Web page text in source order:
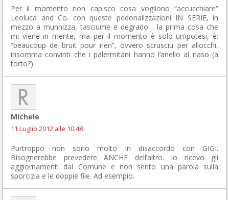
Per il momento non capisco cosa vogliono “accucchiare”
Leoluca and Co. con queste pedonalizzazioni IN SERIE, in
mezzo a munnizza, tasciume e degrado… la prima cosa che
mi viene in mente, ma per il momento è solo un’ipotesi, è:
“beaucoup de bruit pour rien”, ovvero scrusciu per allocchi,
insomma convinti che i palermitani hanno l’anello al naso (a
torto?).
Michele
11 Luglio 2012 alle 10:48
Purtroppo non sono molto in disaccordo con GIGI.
Bisognerebbe prevedere ANCHE dell’altro. Io ricevo gli
aggiornamenti dal Comune e non sento una parola sulla
sporcizia e le doppie file. Ad esempio.